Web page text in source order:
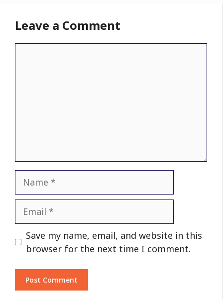
Leave a Comment
Name
Email
Website
Save my name, email, and website in this
browser for the next time I comment.